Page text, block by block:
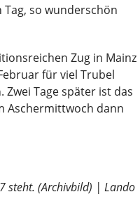
Tag, so wunderschön
Zug in Mainz
für viel Trubel
Zwei Tage später ist das
Aschermittwoch dann
steht. (Archivbild) | Lando